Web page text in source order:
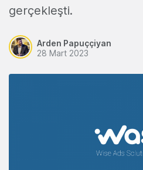
gerçekleşti.
Arden Papuççiyan
28 Mart 2023